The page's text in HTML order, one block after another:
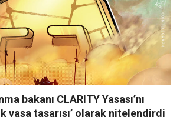
bakanı CLARITY Yasası’nı
yasa tasarısı’ olarak nitelendirdi